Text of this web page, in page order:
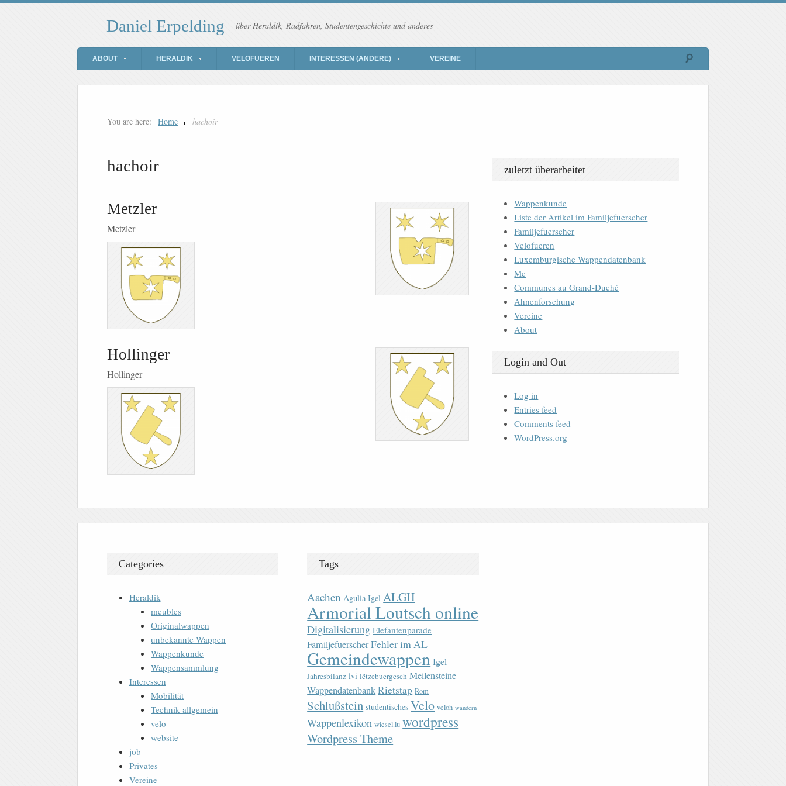
Daniel Erpelding über Heraldik, Radfahren, Studentengeschichte und anderes
ABOUT HERALDIK VELOFUEREN INTERESSEN (ANDERE) VEREINE
You are here: Home hachoir
hachoir
Metzler
Metzler
Hollinger
Hollinger
zuletzt überarbeitet
Wappenkunde
Liste der Artikel im Familjefuerscher
Familjefuerscher
Velofueren
Luxemburgische Wappendatenbank
Me
Communes au Grand-Duché
Ahnenforschung
Vereine
About
Login and Out
Log in
Entries feed
Comments feed
WordPress.org
Categories
Heraldik
meubles
Originalwappen
unbekannte Wappen
Wappenkunde
Wappensammlung
Interessen
Mobilität
Technik allgemein
velo
website
job
Privates
Vereine
Tags
Aachen Agulia Igel ALGH
Armorial Loutsch online
Digitalisierung Elefantenparade
FamiljefuerscherFehler im AL
Gemeindewappen Igel
Jahresbilanz lvi lëtzebuergesch Meilensteine
WappendatenbankRietstap Rom
Schlußstein studentisches Velo veloh wandern
Wappenlexikon wiesel.lu wordpress
Wordpress Theme